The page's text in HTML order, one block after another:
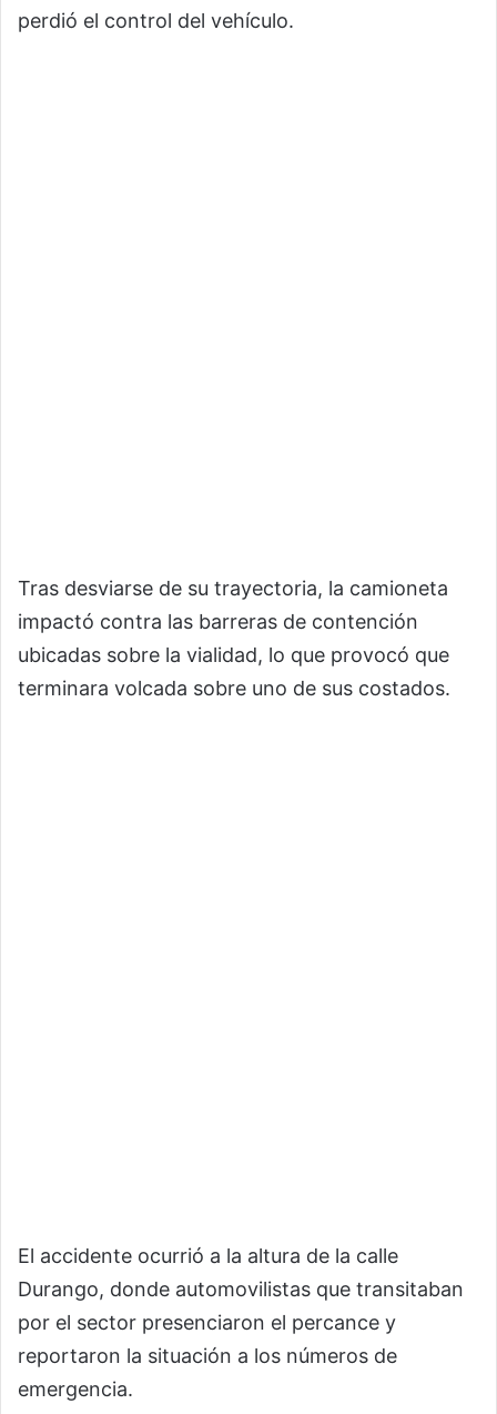
perdió el control del vehículo.
Tras desviarse de su trayectoria, la camioneta
impactó contra las barreras de contención
ubicadas sobre la vialidad, lo que provocó que
terminara volcada sobre uno de sus costados.
El accidente ocurrió a la altura de la calle
Durango, donde automovilistas que transitaban
por el sector presenciaron el percance y
reportaron la situación a los números de
emergencia.